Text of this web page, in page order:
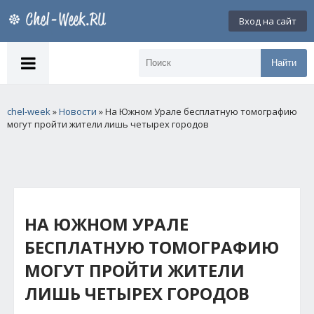
Вход на сайт
Найти
chel-week»Новости » На Южном Урале бесплатную томографию
могут пройти жители лишь четырех городов
НА ЮЖНОМ УРАЛЕ
БЕСПЛАТНУЮ ТОМОГРАФИЮ
МОГУТ ПРОЙТИ ЖИТЕЛИ
ЛИШЬ ЧЕТЫРЕХ ГОРОДОВ